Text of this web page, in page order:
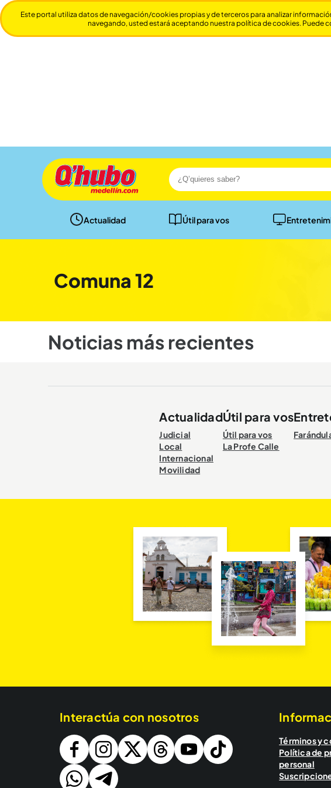
Actualidad Útil para vos
Comuna 12
Noticias más recientes
Actualidad
Judicial
Local
Internacional
Movilidad
Útil para vos
Útil para vos
La Profe Calle
Interactúa con nosotros
Términos y
Política de
personal
Este portal utiliza datos de navegación/cookies propias y de terceros para analizar
navegando, usted estará aceptando nuestra política de cookies. Puede